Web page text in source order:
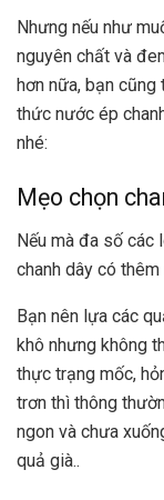
Nhưng nếu như
nguyên chất và
hơn nữa, bạn
thức nước ép
nhé:
Mẹo chọn
Nếu mà đa số các
chanh dây có
Bạn nên lựa các
khô nhưng không
thực trạng mốc,
trơn thì thông
ngon và chưa
quả già..